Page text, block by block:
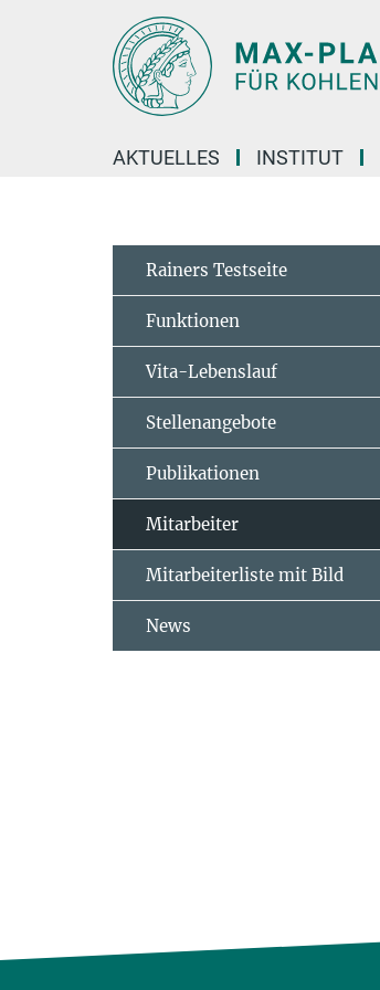
AKTUELLES INSTITUT
Rainers Testseite
Funktionen
Vita-Lebenslauf
Stellenangebote
Publikationen
Mitarbeiter
Mitarbeiterliste mit Bild
News